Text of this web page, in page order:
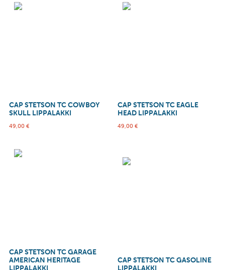
CAP STETSON TC COWBOY
SKULL LIPPALAKKI
49,00 €
CAP STETSON TC EAGLE
HEAD LIPPALAKKI
49,00 €
CAP STETSON TC GARAGE
AMERICAN HERITAGE
CAP STETSON TC GASOLINE